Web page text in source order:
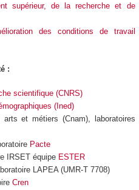
supérieur, de la recherche et de
des conditions de travail
:
scientifique (CNRS)
(Ined)
arts et métiers (Cnam), laboratoires
Pacte
IRSET équipe ESTER
LAPEA (UMR-T 7708)
Cren